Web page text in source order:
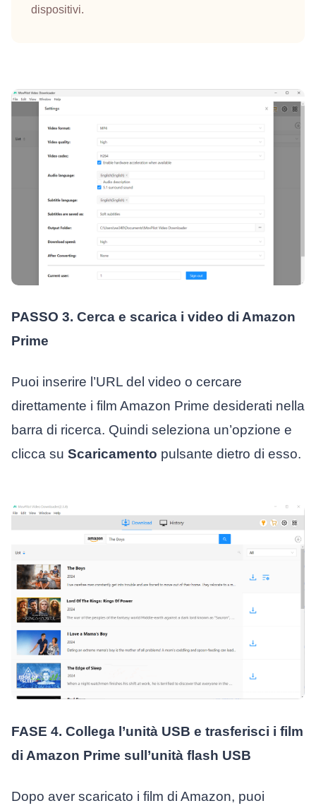
dispositivi.
PASSO 3. Cerca e scarica i video di Amazon
Prime
Puoi inserire l’URL del video o cercare
direttamente i film Amazon Prime desiderati nella
barra di ricerca. Quindi seleziona un’opzione e
clicca su Scaricamento pulsante dietro di esso.
FASE 4. Collega l’unità USB e trasferisci i film
di Amazon Prime sull’unità flash USB
Dopo aver scaricato i film di Amazon, puoi